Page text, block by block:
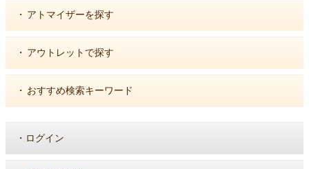
・ アトマイザーを探す
・ アウトレットで探す
・ おすすめ検索キーワード
・ ログイン